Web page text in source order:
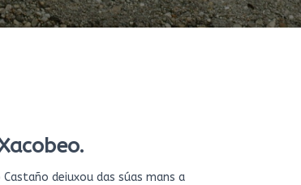
deiuxou das súas mans a